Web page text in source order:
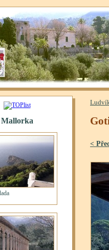
<